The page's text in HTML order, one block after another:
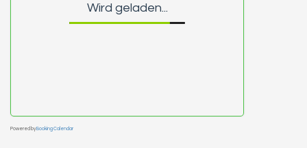
Wird geladen...
Powered byBooking Calendar